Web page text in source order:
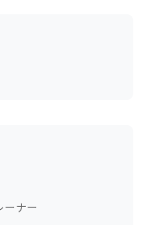
ーナー